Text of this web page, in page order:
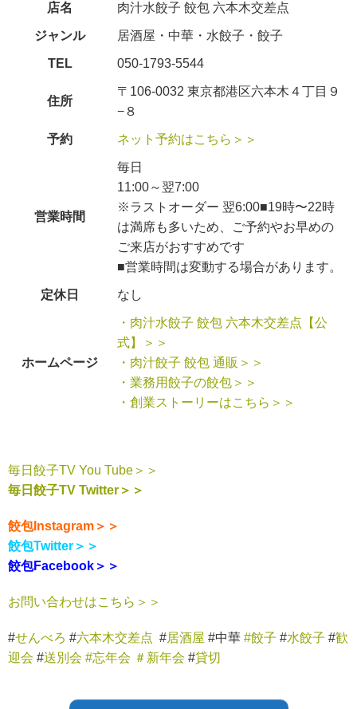
店名 肉汁水餃子 餃包 六本木交差点
ジャンル 居酒屋・中華・水餃子・餃子
TEL 050-1793-5544
住所
〒106-0032 東京都港区六本木４丁目９
−８
予約 ネット予約はこちら＞＞
営業時間
毎日
11:00～翌7:00
※ラストオーダー 翌6:00■19時〜22時
は満席も多いため、ご予約やお早めの
ご来店がおすすめです
■営業時間は変動する場合があります。
定休日 なし
ホームページ
・肉汁水餃子 餃包 六本木交差点【公
式】＞＞
・肉汁餃子 餃包 通販＞＞
・業務用餃子の餃包＞＞
・創業ストーリーはこちら＞＞
毎日餃子TV You Tube＞＞
毎日餃子TV Twitter＞＞
餃包Instagram＞＞
餃包Twitter＞＞
餃包Facebook＞＞
お問い合わせはこちら＞＞
#せんべろ #六本木交差点 #居酒屋 #中華 #餃子 #水餃子 #歓
迎会 #送別会 #忘年会 ＃新年会 #貸切